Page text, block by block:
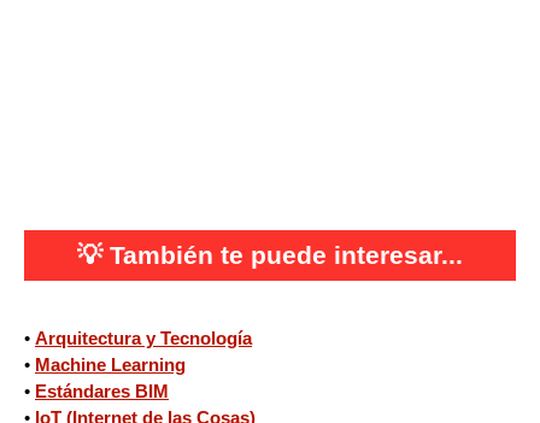
💡 También te puede interesar...
• Arquitectura y Tecnología
• Machine Learning
• Estándares BIM
• IoT (Internet de las Cosas)